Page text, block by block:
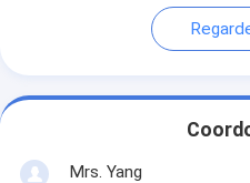
Mrs. Yang